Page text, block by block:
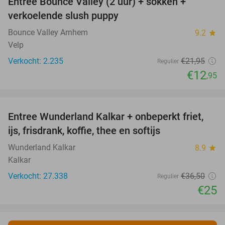
verkoelende slush puppy
Bounce Valley Arnhem 9.2 star
Velp
Verkocht: 2.235
Regulier €21,95
€12,95
32%
Entree Wunderland Kalkar + onbeperkt friet,
ijs, frisdrank, koffie, thee en softijs
Wunderland Kalkar 8.9 star
Kalkar
Verkocht: 27.338
Regulier €36,50
€25